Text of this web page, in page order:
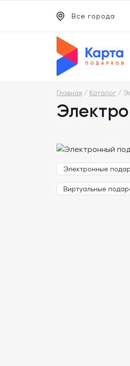
Все города
ПОДАРОЧНЫЕ КАРТЫ
Главная Каталог
Электронные
Виртуальные